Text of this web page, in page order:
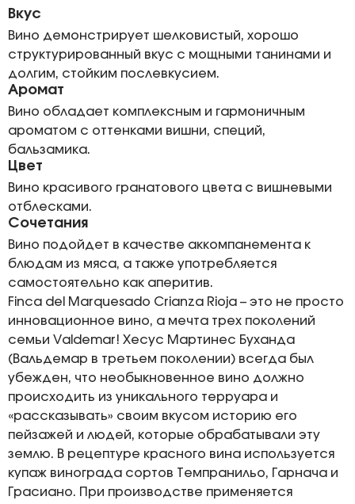
Вкус
Вино демонстрирует шелковистый, хорошо
структурированный вкус с мощными танинами и
долгим, стойким послевкусием.
Аромат
Вино обладает комплексным и гармоничным
ароматом с оттенками вишни, специй,
бальзамика.
Цвет
Вино красивого гранатового цвета с вишневыми
отблесками.
Сочетания
Вино подойдет в качестве аккомпанемента к
блюдам из мяса, а также употребляется
самостоятельно как аперитив.
Finca del Marquesado Crianza Rioja – это не просто
инновационное вино, а мечта трех поколений
семьи Valdemar! Хесус Мартинес Буханда
(Вальдемар в третьем поколении) всегда был
убежден, что необыкновенное вино должно
происходить из уникального терруара и
«рассказывать» своим вкусом историю его
пейзажей и людей, которые обрабатывали эту
землю. В рецептуре красного вина используется
купаж винограда сортов Темпранильо, Гарнача и
Грасиано. При производстве применяется